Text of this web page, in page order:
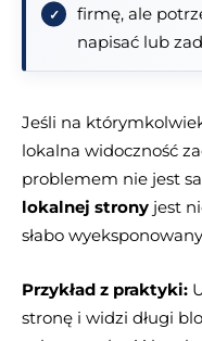
firmę, ale
napisać lub
Jeśli na
lokalna widoczność
problemem nie jest
lokalnej strony jest
słabo
Przykład z praktyki:
stronę i widzi długi